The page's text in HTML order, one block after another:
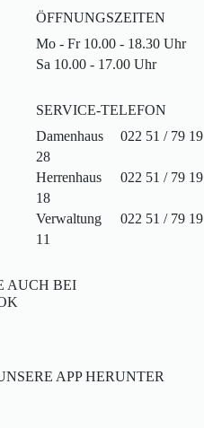
ÖFFNUNGSZEITEN
Mo - Fr 10.00 - 18.30 Uhr
Sa 10.00 - 17.00 Uhr
SERVICE-TELEFON
Damenhaus
022 51 / 79 19
28
Herrenhaus
022 51 / 79 19
18
Verwaltung
022 51 / 79 19
11
AUCH BEI
APP HERUNTER